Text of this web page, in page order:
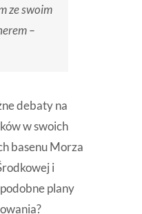
ze swoim
–
debaty na
w swoich
basenu Morza
i
plany